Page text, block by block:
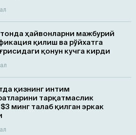
ҳайвонларни мажбурий
қилиш ва рўйхатга
қонун кучга кирди
қизнинг интим
тарқатмаслик
минг талаб қилган эркак